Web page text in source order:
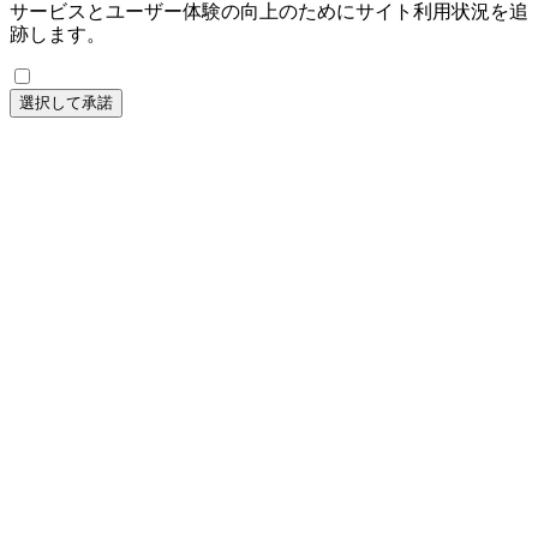
サービスとユーザー体験の向上のためにサイト利用状況を追
跡します。
選択して承諾